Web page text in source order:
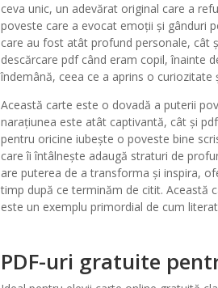
ceva unic, un adevărat original care a
poveste care a evocat emoții și gânduri
care au fost atât profund personale, cât
descărcare pdf când eram copil, înainte
îndemână, ceea ce a aprins o
Această carte este o dovadă a puterii
narațiunea este atât captivantă, cât și
pentru oricine iubește o poveste bine
care îi întâlnește adaugă straturi de
are puterea de a transforma și inspira,
timp după ce terminăm de citit. Această
este un exemplu primordial de cum
PDF-uri gratuite